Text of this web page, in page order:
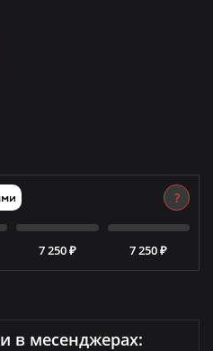
?
7 250 ₽ 7 250 ₽
в месенджерах: